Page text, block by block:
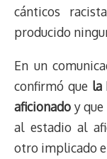
cánticos
producido
En un
confirmó que la
aficionado y
al estadio al
otro implicado